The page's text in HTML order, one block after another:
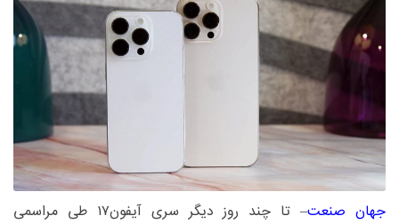
جهان صنعت
– تا چند روز دیگر سری آیفون۱۷ طی مراسمی